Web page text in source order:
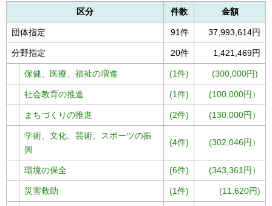
区分 件数 金額
団体指定 91件 37,993,614円
分野指定 20件 1,421,469円
保健、医療、福祉の増進 (1件) (300,000円)
社会教育の推進 (1件) (100,000円）
まちづくりの推進 (2件) (130,000円）
学術、文化、芸術、スポーツの振
興
(4件) (302,046円）
環境の保全 (6件) (343,361円）
災害救助 (1件) (11,620円)